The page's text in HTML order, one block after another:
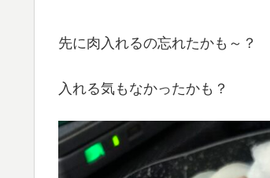
先に肉入れるの忘れたかも～？
入れる気もなかったかも？